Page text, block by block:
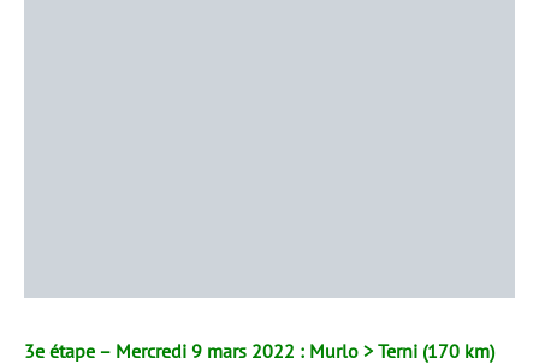
3e étape – Mercredi 9 mars 2022 : Murlo > Terni (170 km)